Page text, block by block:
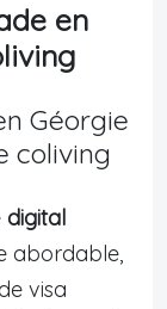
en
Géorgie
coliving
digital
abordable,
visa